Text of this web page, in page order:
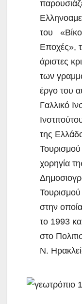
του
Εποχές»,
άριστες
των
έργο του
Γαλλικό
της
χορηγία
στην
το 1993
στο
Ν.